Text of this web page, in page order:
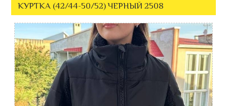
КУРТКА (42/44-50/52) ЧЕРНЫЙ 2508